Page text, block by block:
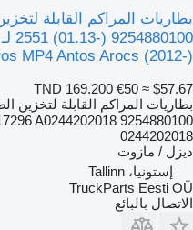
MP4 Antos Arocs (2012-)
TND 169.200 €50 ≈ $57.67
بطاريات المراكم القابلة لتخزين
1517296 A0244202018
0244202018
ديزل / مازوت
إستونيا، Tallinn
TruckParts Eesti OÜ
الاتصال بالبائع